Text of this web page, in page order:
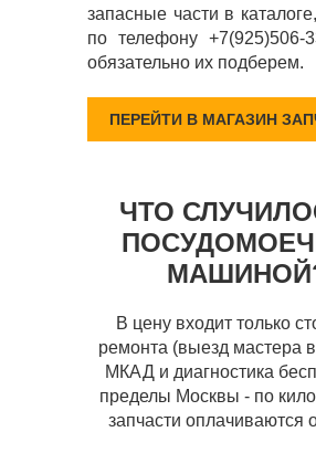
запасные части в
по телефону
обязательно их подберем.
ПЕРЕЙТИ В МАГАЗИН
ЧТО
В цену входит только
ремонта (выезд мастера
МКАД и диагностика
пределы Москвы - по
запчасти оплачиваются